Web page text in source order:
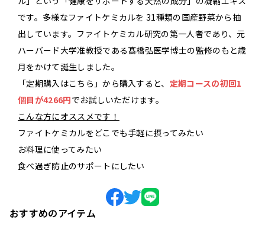
です。多様なファイトケミカルを 31種類の国産野菜から抽
出しています。ファイトケミカル研究の第一人者であり、元
ハーバード大学准教授である髙橋弘医学博士の監修のもと歳
月をかけて誕生しました。
「定期購入はこちら」から購入すると、 定期コースの初回1
個目が4266円でお試しいただけます。
こんな方にオススメです！
ファイトケミカルをどこでも手軽に摂ってみたい
お料理に使ってみたい
食べ過ぎ防止のサポートにしたい
おすすめのアイテム